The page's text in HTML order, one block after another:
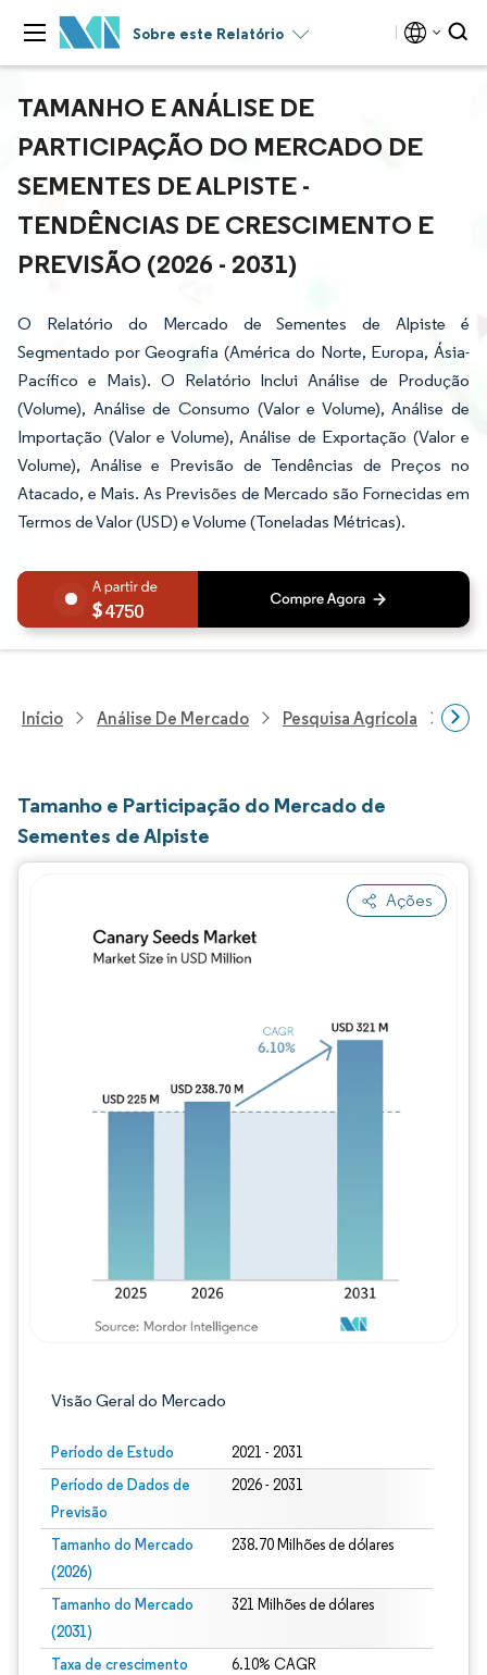
Sobre este Relatório
TAMANHO E ANÁLISE DE
PARTICIPAÇÃO DO MERCADO DE
SEMENTES DE ALPISTE -
TENDÊNCIAS DE CRESCIMENTO E
PREVISÃO (2026 - 2031)
O Relatório do Mercado de Sementes de Alpiste é
Segmentado por Geografia (América do Norte, Europa, Ásia-
Pacífico e Mais). O Relatório Inclui Análise de Produção
(Volume), Análise de Consumo (Valor e Volume), Análise de
Importação (Valor e Volume), Análise de Exportação (Valor e
Volume), Análise e Previsão de Tendências de Preços no
Atacado, e Mais. As Previsões de Mercado são Fornecidas em
Termos de Valor (USD) e Volume (Toneladas Métricas).
4750
Início Análise De Mercado Pesquisa Agrícola
Tamanho e Participação do Mercado de
Sementes de Alpiste
Ações
Visão Geral do Mercado
Período de Estudo 2021 - 2031
Período de Dados de
Previsão
2026 - 2031
Tamanho do Mercado
(2026)
238.70 Milhões de dólares
Tamanho do Mercado
(2031)
321 Milhões de dólares
Taxa de crescimento
6.10% CAGR